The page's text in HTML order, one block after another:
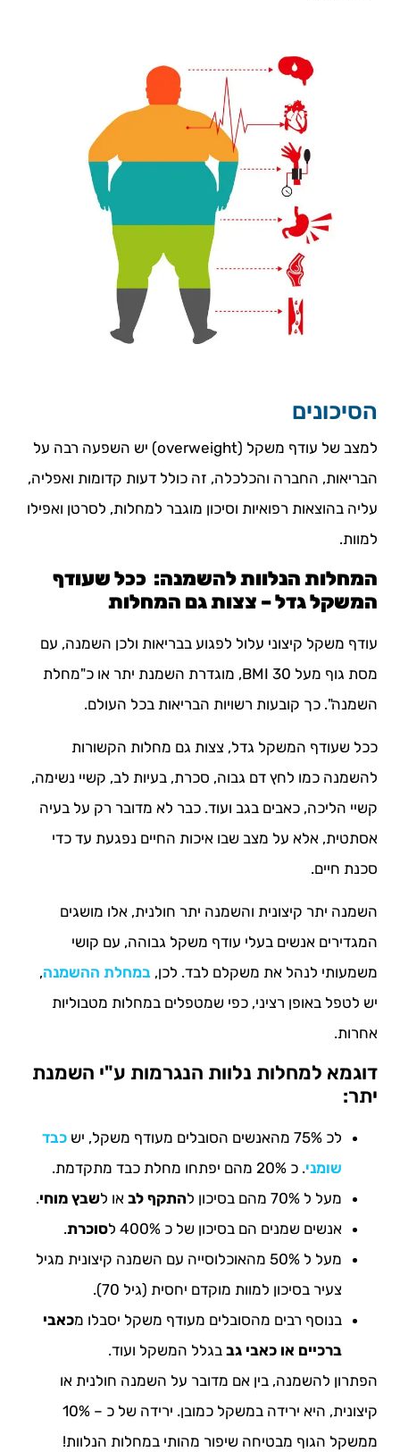
הסיכונים
למצב של עודף משקל (overweight) יש השפעה רבה על
הבריאות, החברה והכלכלה, זה כולל דעות קדומות ואפליה,
עליה בהוצאות רפואיות וסיכון מוגבר למחלות, לסרטן ואפילו
למוות.
המחלות הנלוות להשמנה: ככל שעודף
המשקל גדל – צצות גם המחלות
עודף משקל קיצוני עלול לפגוע בבריאות ולכן השמנה, עם
מסת גוף מעל 30 BMI, מוגדרת השמנת יתר או כ"מחלת
השמנה". כך קובעות רשויות הבריאות בכל העולם.
ככל שעודף המשקל גדל, צצות גם מחלות הקשורות
להשמנה כמו לחץ דם גבוה, סכרת, בעיות לב, קשיי נשימה,
קשיי הליכה, כאבים בגב ועוד. כבר לא מדובר רק על בעיה
אסתטית, אלא על מצב שבו איכות החיים נפגעת עד כדי
סכנת חיים.
השמנה יתר קיצונית והשמנה יתר חולנית, אלו מושגים
המגדירים אנשים בעלי עודף משקל גבוהה, עם קושי
משמעותי לנהל את משקלם לבד. לכן, במחלת ההשמנה,
יש לטפל באופן רציני, כפי שמטפלים במחלות מטבוליות
אחרות.
דוגמא למחלות נלוות הנגרמות ע"י השמנת
יתר:
לכ 75% מהאנשים הסובלים מעודף משקל, יש
כבד
שומני. כ 20% מהם יפתחו מחלת כבד מתקדמת.
מעל ל 70% מהם בסיכון ל
התקף לב או לשבץ מוחי.
אנשים שמנים הם בסיכון של כ 400% ל
סוכרת.
מעל ל 50% מהאוכלוסייה עם השמנה קיצונית מגיל
צעיר בסיכון למוות מוקדם יחסית (גיל 70).
בנוסף רבים מהסובלים מעודף משקל יסבלו מכאבי
ברכיים או כאבי גב בגלל המשקל ועוד.
הפתרון להשמנה, בין אם מדובר על השמנה חולנית או
קיצונית, היא ירידה במשקל כמובן. ירידה של כ – 10%
ממשקל הגוף מבטיחה שיפור מהותי במחלות הנלוות!